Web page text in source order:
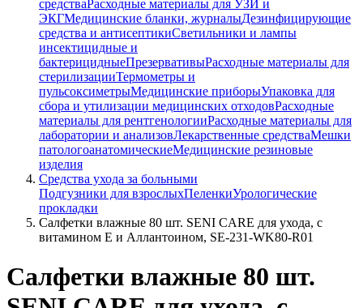
средстваРасходные материалы для УЗИ и
ЭКГМедицинские бланки, журналыДезинфицирующие
средства и антисептикиСветильники и лампы
инсектицидные и
бактерицидныеПрезервативыРасходные материалы для
стерилизацииТермометры и
пульсоксиметрыМедицинские приборыУпаковка для
сбора и утилизации медицинских отходовРасходные
материалы для рентгенологииРасходные материалы для
лаборатории и анализовЛекарственные средстваМешки
патологоанатомическиеМедицинские резиновые
изделия
Средства ухода за больными
Подгузники для взрослыхПеленкиУрологические
прокладки
Салфетки влажные 80 шт. SENI CARE для ухода, с
витамином Е и Аллантоином, SE-231-WK80-R01
Салфетки влажные 80 шт.